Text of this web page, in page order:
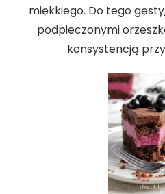
miękkiego. Do tego
podpieczonymi
konsystencją